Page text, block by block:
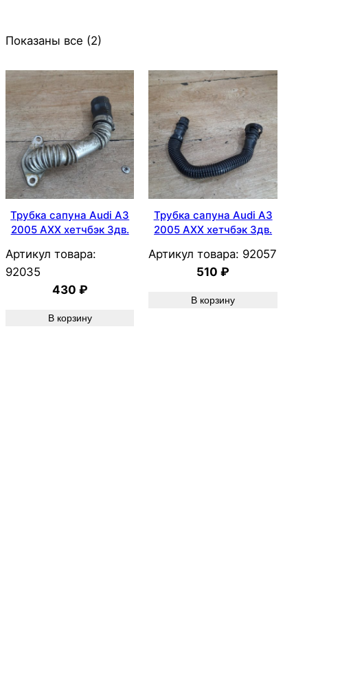
Показаны все (2)
Трубка сапуна Audi A3
2005 AXX хетчбэк 3дв.
Артикул товара:
92035
430 ₽
В корзину
Трубка сапуна Audi A3
2005 AXX хетчбэк 3дв.
Артикул товара: 92057
510₽
В корзину